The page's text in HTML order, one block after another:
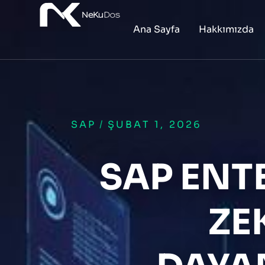
Ana Sayfa Hakkımızda
SAP / ŞUBAT 1, 2026
SAP